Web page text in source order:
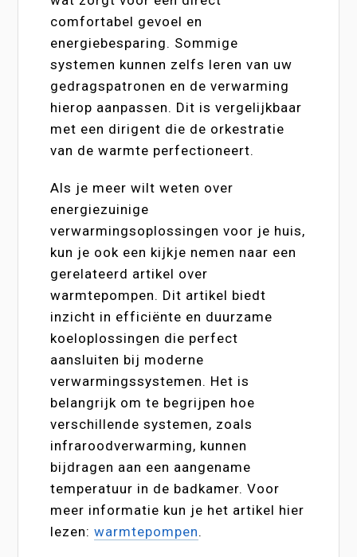
comfortabel gevoel en
energiebesparing. Sommige
systemen kunnen zelfs leren van uw
gedragspatronen en de verwarming
hierop aanpassen. Dit is vergelijkbaar
met een dirigent die de orkestratie
van de warmte perfectioneert.
Als je meer wilt weten over
energiezuinige
verwarmingsoplossingen voor je huis,
kun je ook een kijkje nemen naar een
gerelateerd artikel over
warmtepompen. Dit artikel biedt
inzicht in efficiënte en duurzame
koeloplossingen die perfect
aansluiten bij moderne
verwarmingssystemen. Het is
belangrijk om te begrijpen hoe
verschillende systemen, zoals
infraroodverwarming, kunnen
bijdragen aan een aangename
temperatuur in de badkamer. Voor
meer informatie kun je het artikel hier
lezen:warmtepompen.